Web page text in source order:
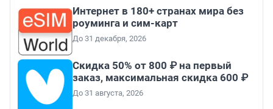
Интернет в 180+ странах мира без
роуминга и сим-карт
До 31 декабря, 2026
Скидка 50% от 800 ₽ на первый
заказ, максимальная скидка 600 ₽
До 31 августа, 2026